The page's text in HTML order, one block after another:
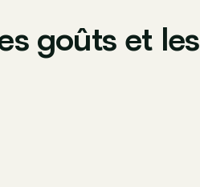
goûts et les